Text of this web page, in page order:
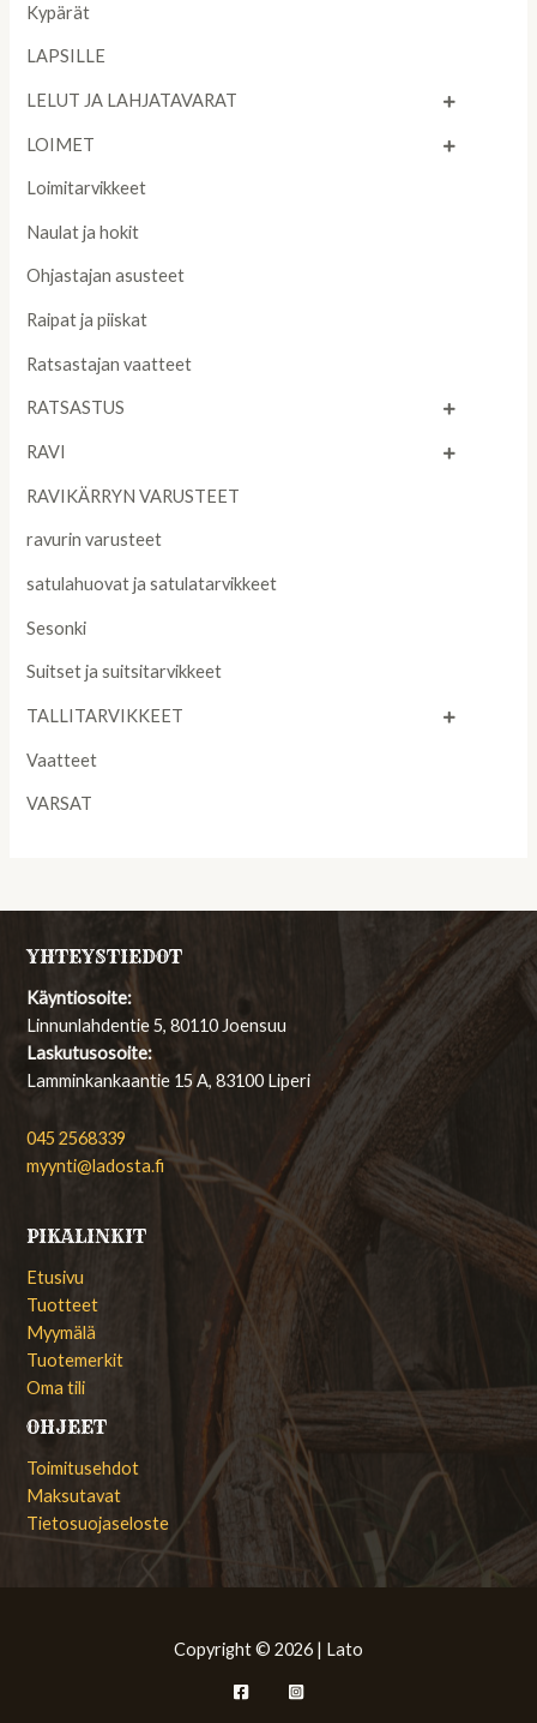
Kypärät
LAPSILLE
LELUT JA LAHJATAVARAT
LOIMET
Loimitarvikkeet
Naulat ja hokit
Ohjastajan asusteet
Raipat ja piiskat
Ratsastajan vaatteet
RATSASTUS
RAVI
RAVIKÄRRYN VARUSTEET
ravurin varusteet
satulahuovat ja satulatarvikkeet
Sesonki
Suitset ja suitsitarvikkeet
TALLITARVIKKEET
Vaatteet
VARSAT
YHTEYSTIEDOT
Käyntiosoite:
Linnunlahdentie 5, 80110 Joensuu
Laskutusosoite:
Lamminkankaantie 15 A, 83100 Liperi
045 2568339
myynti@ladosta.fi
PIKALINKIT
Etusivu
Tuotteet
Myymälä
Tuotemerkit
Oma tili
OHJEET
Toimitusehdot
Maksutavat
Tietosuojaseloste
Copyright © 2026 | Lato